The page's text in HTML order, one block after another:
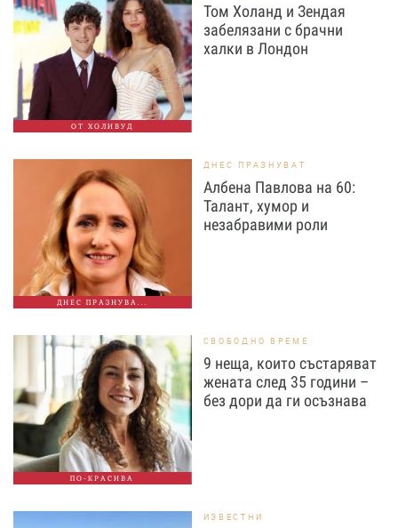
ОТ ХОЛИВУД
Том Холанд и Зендая
забелязани с брачни
халки в Лондон
ДНЕС ПРАЗНУВА...
ДНЕС ПРАЗНУВАТ
Албена Павлова на 60:
Талант, хумор и
незабравими роли
ПО-КРАСИВА
СВОБОДНО ВРЕМЕ
9 неща, които състаряват
жената след 35 години –
без дори да ги осъзнава
ИЗВЕСТНИ